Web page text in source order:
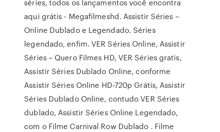
séries, todos os lançamentos você encontra
aqui grátis - Megafilmeshd. Assistir Séries –
Online Dublado e Legendado. Séries
legendado, enfim. VER Séries Online, Assistir
Séries – Quero Filmes HD, VER Séries gratis,
Assistir Séries Dublado Online, conforme
Assistir Séries Online HD-720p Grátis, Assistir
Séries Dublado Online, contudo VER Séries
dublado, Assistir Séries Online Legendado,
com o Filme Carnival Row Dublado . Filme